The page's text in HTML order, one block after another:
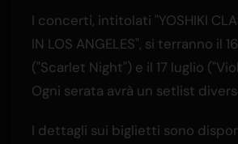
I concerti, intitolati "YOSHIKI
IN LOS ANGELES", si terranno il
("Scarlet Night") e il 17 luglio
Ogni serata avrà un setlist
I dettagli sui biglietti sono